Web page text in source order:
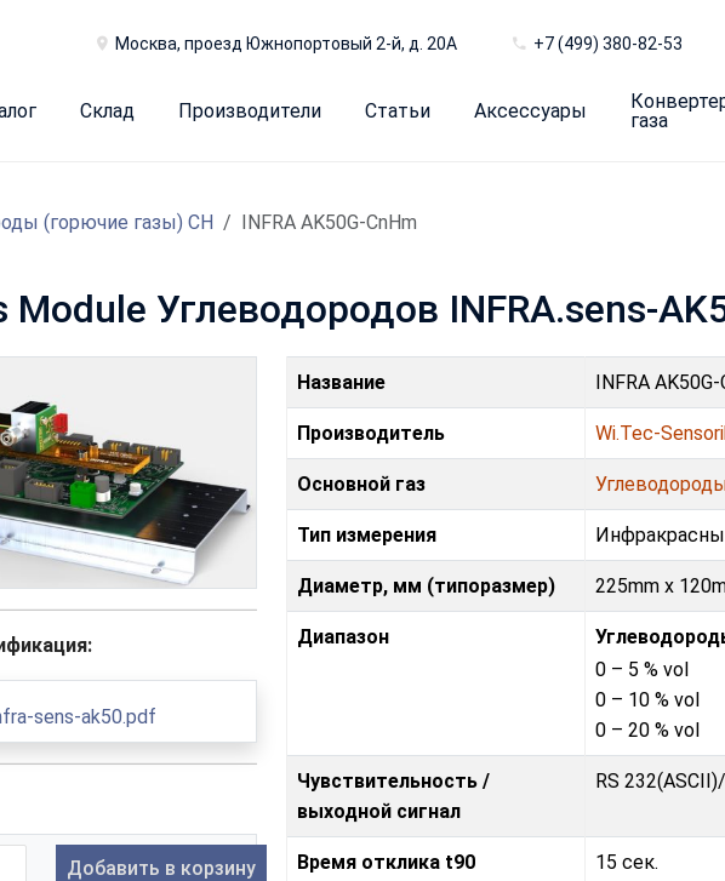
Москва, проезд Южнопортовый 2-й, д. 20А +7 (499) 380-82-53
Склад Производители Статьи Аксессуары
газа
(горючие газы) CH INFRA AK50G-CnHm
Module Углеводородов INFRA.sens-
sens-ak50.pdf
Добавить в корзину
Название INFRA AK50G-
Производитель Wi.Tec-
Основной газ
Тип измерения
Диаметр, мм (типоразмер) 225mm x
Диапазон
0 – 5 % vol
0 – 10 % vol
0 – 20 % vol
Чувствительность /
выходной сигнал
RS
Время отклика t90 15 сек.